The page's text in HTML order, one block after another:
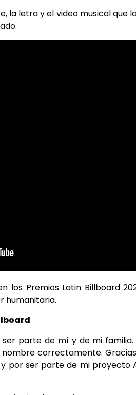
la letra y el video musical
los Premios Latin Billboard
humanitaria.
ser parte de mí y de mi
correctamente.
por ser parte de mi proyecto